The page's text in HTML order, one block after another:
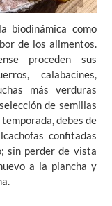
biodinámica como
de los alimentos.
proceden sus
calabacines,
más verduras
de semillas
debes de
confitadas
sin perder de vista
a la plancha y